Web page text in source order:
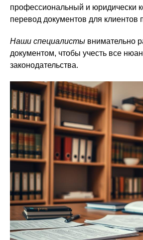
профессиональный и юридически
перевод документов для клиентов
Наши специалисты внимательно
документом, чтобы учесть все
законодательства.